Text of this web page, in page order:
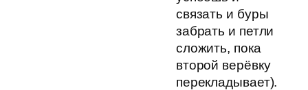
связать и буры
забрать и петли
сложить, пока
второй верёвку
перекладывает).